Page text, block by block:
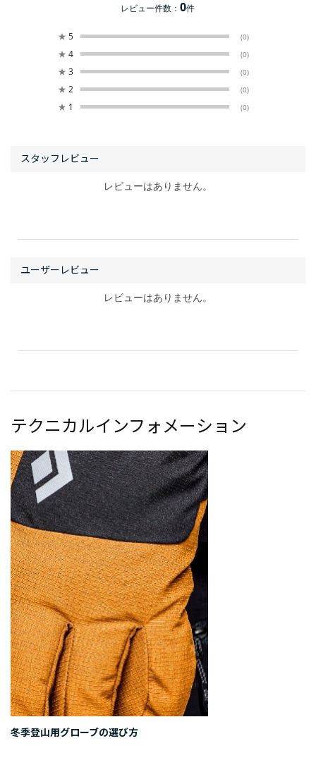
レビュー件数：0件
★ 5 (0)
★ 4 (0)
★ 3 (0)
★ 2 (0)
★ 1 (0)
レビューはありません。
レビューはありません。
テクニカルインフォメーション
冬季登山用グローブの選び方